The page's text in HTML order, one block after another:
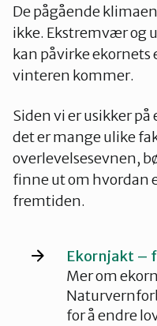
De pågående
ikke. Ekstremvær og
kan påvirke
vinteren kommer.
Siden vi er usikker
det er mange ulike
overlevelsesevnen,
finne ut om hvordan
fremtiden.
Ekornjakt –
Mer om
for å endre